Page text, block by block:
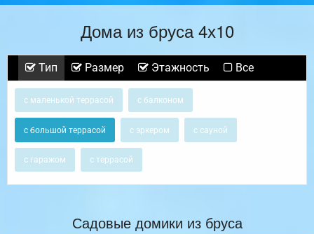
Дома из бруса 4х10
Тип Размер Этажность Все
с маленькой террасой с балконом
с большой террасой с эркером с сауной
с гаражом с террасой
Садовые домики из бруса